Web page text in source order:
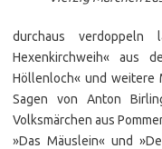
durchaus
Hexenkirchweih« aus
Höllenloch« und weitere
Sagen von Anton
Volksmärchen aus
»Das Mäuslein« und